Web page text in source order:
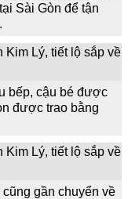
Sài Gòn để tận
bếp, cậu bé được
được trao bằng
gần chuyển về